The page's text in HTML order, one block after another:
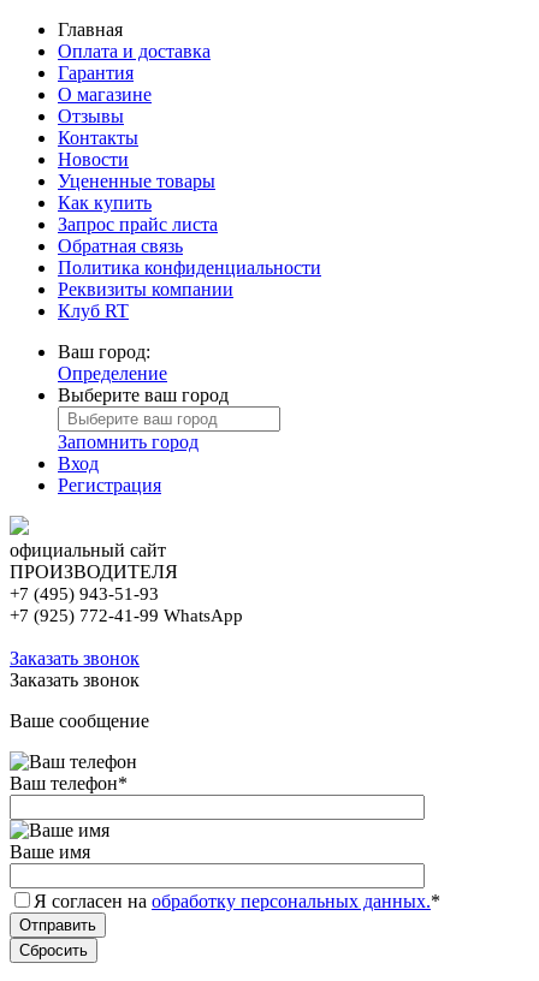
Главная
Оплата и доставка
Гарантия
О магазине
Отзывы
Контакты
Новости
Уцененные товары
Как купить
Запрос прайс листа
Обратная связь
Политика конфиденциальности
Реквизиты компании
Клуб RT
Ваш город:
Определение
Выберите ваш город
Запомнить город
Вход
Регистрация
официальный сайт
ПРОИЗВОДИТЕЛЯ
+7 (495) 943-51-93
+7 (925) 772-41-99 WhatsApp
Заказать звонок
Заказать звонок
Ваше сообщение
Ваш телефон*
Ваше имя
Я согласен на обработку персональных данных.*